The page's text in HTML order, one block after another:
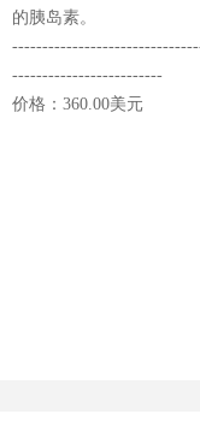
的胰岛素。
-------------------------
价格：360.00美元